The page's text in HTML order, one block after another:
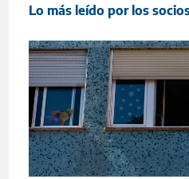
Lo más leído por los